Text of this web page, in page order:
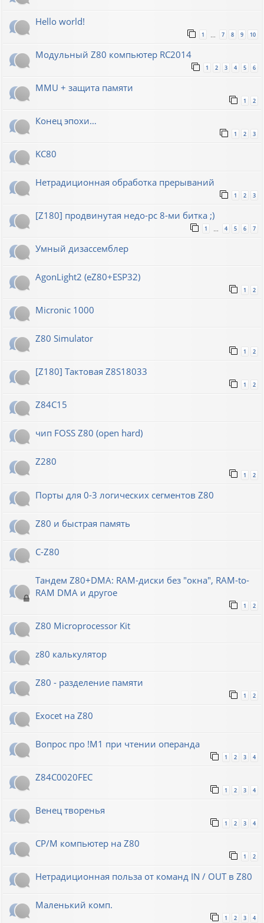
Hello world!
1 7 8 9 10
Модульный Z80 компьютер RC2014
1 2 3 4 5 6
MMU + защита памяти
1 2
Конец эпохи…
1 2 3
KC80
Нетрадиционная обработка прерываний
1 2 3
[Z180] продвинутая недо-pc 8-ми битка ;)
1 … 4 5 6 7
Умный дизассемблер
AgonLight2 (eZ80+ESP32)
1 2
Micronic 1000
Z80 Simulator
1 2
[Z180] Тактовая Z8S18033
1 2
Z84C15
чип FOSS Z80 (open hard)
Z280
1 2
Порты для 0-3 логических сегментов Z80
Z80 и быстрая память
C-Z80
Тандем Z80+DMA: RAM-диски без "окна", RAM-to-
RAM DMA и другое
1 2
Z80 Microprocessor Kit
z80 калькулятор
Z80 - разделение памяти
1 2
Exocet на Z80
Вопрос про !M1 при чтении операнда
1 2 3 4
Z84C0020FEC
1 2 3 4
Венец творенья
1 2 3 4
CP/M компьютер на Z80
1 2
Нетрадиционная польза от команд IN / OUT в Z80
Маленький комп.
1 2 3 4